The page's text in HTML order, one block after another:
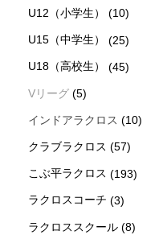
U12（小学生） (10)
U15（中学生） (25)
U18（高校生） (45)
Vリーグ (5)
インドアラクロス (10)
クラブラクロス (57)
こぶ平ラクロス (193)
ラクロスコーチ (3)
ラクロススクール (8)